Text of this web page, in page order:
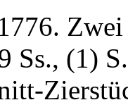
Ss., (1)